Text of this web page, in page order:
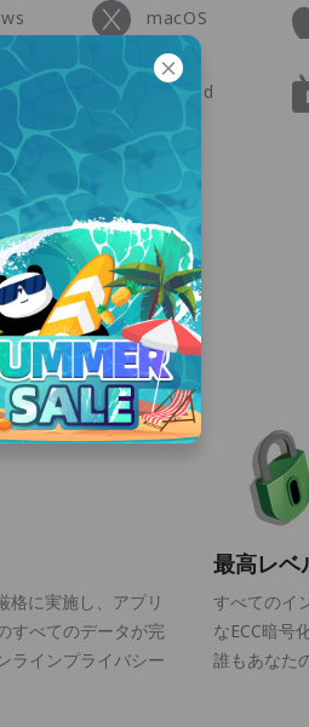
macOS
Android
格に実施し、アプリ
すべてのデータが完
ラインプライバシー
最高レベ
すべてのイ
なECC暗号
誰もあなた